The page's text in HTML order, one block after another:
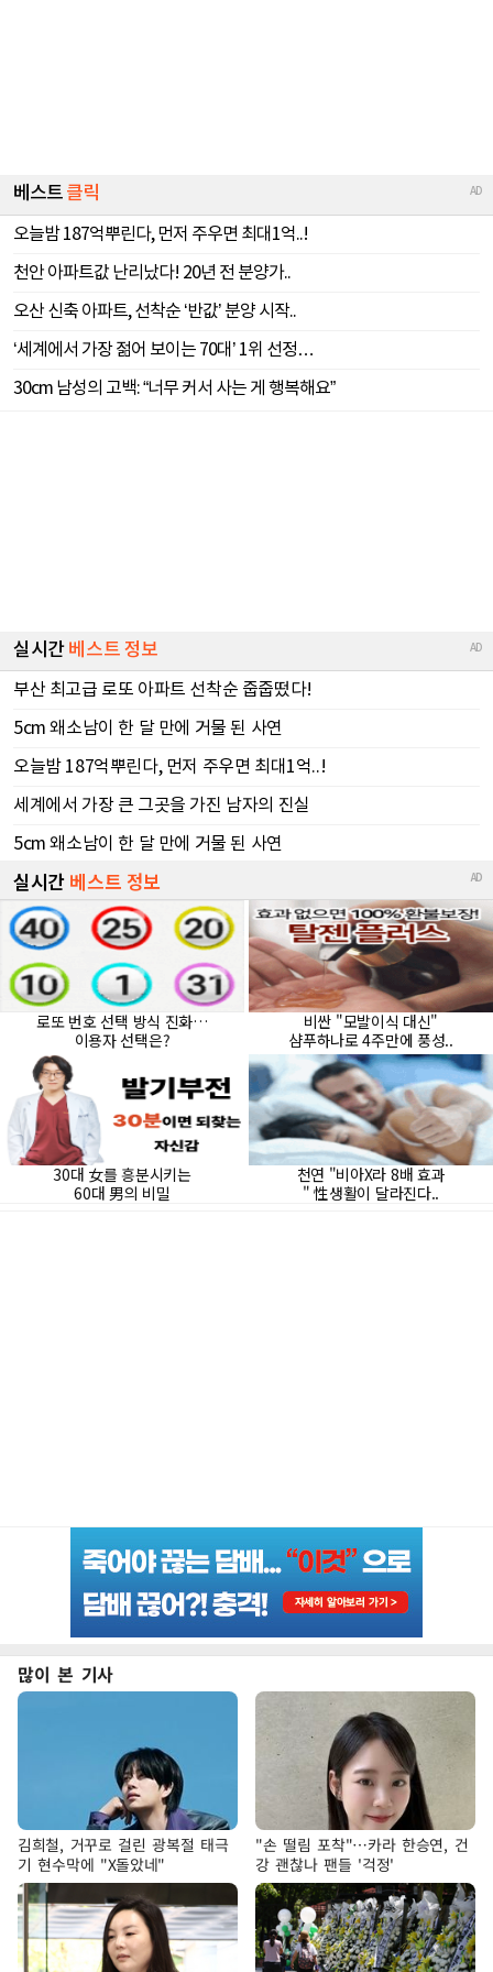
많이 본 기사
김희철, 거꾸로 걸린 광복절 태극
기 현수막에 "X돌았네"
"손 떨림 포착"…카라 한승연, 건
강 괜찮나 팬들 '걱정'